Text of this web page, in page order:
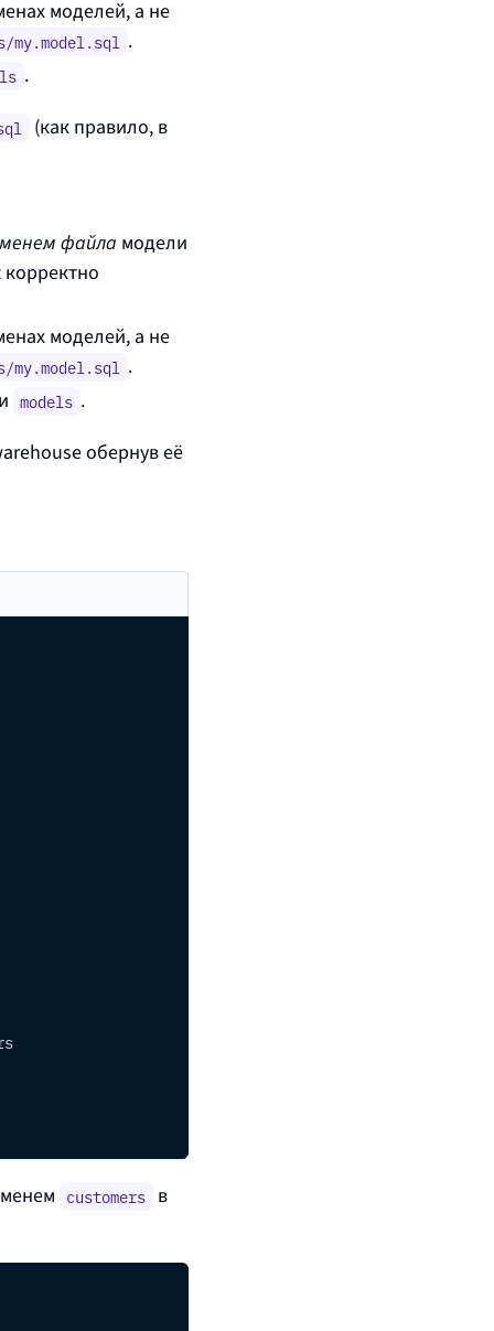
моделей, а не
my.model.sql .
.
(как правило, в
файла модели
моделей, а не
my.model.sql .
models .
обернув её
customers в